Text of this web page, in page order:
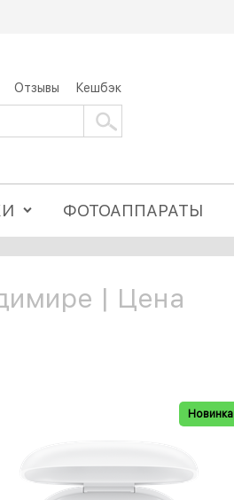
Отзывы Кешбэк
ФОТОАППАРАТЫ
| Цена
Новинка